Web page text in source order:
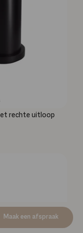
Maak een afspraak
rechte uitloop